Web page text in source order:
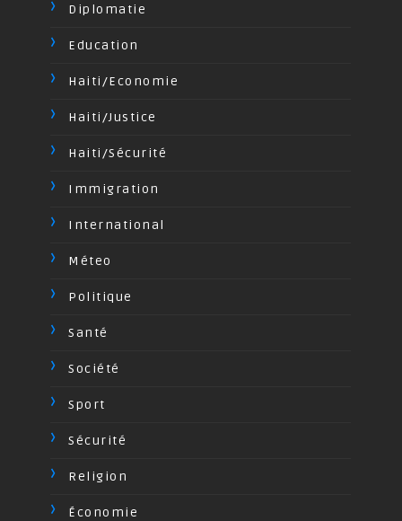
Diplomatie
Education
Haiti/Economie
Haiti/Justice
Haiti/Sécurité
Immigration
International
Méteo
Politique
Santé
Société
Sport
Sécurité
Religion
Économie